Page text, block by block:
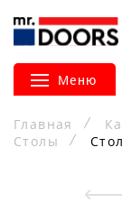
Меню
Главная
Столы